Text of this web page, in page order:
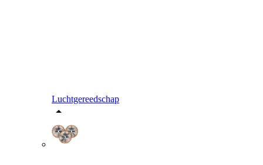
Luchtgereedschap